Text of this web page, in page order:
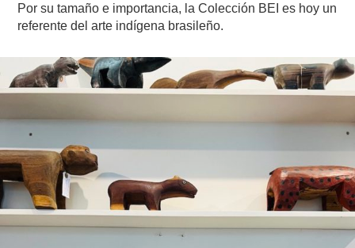
Por su tamaño e importancia, la Colección BEI es hoy un
referente del arte indígena brasileño.